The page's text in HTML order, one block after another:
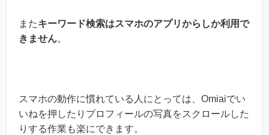
またキーワード検索はスマホのアプリからしか利用で
きません。
スマホの動作に慣れている人にとっては、Omiaiでい
いねを押したりプロフィールの写真をスクロールした
りする作業も楽にできます。